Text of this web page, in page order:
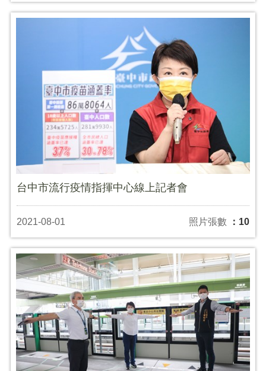
台中市流行疫情指揮中心線上記者會
2021-08-01 照片張數 ：10